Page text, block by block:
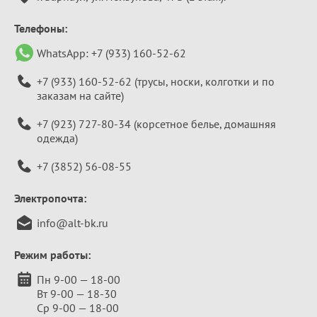
Телефоны:
WhatsApp: +7 (933) 160-52-62
+7 (933) 160-52-62 (трусы, носки, колготки и по
заказам на сайте)
+7 (923) 727-80-34 (корсетное белье, домашняя
одежда)
+7 (3852) 56-08-55
Электропочта:
info@alt-bk.ru
Режим работы:
Пн 9-00 — 18-00
Вт 9-00 — 18-30
Ср 9-00 — 18-00